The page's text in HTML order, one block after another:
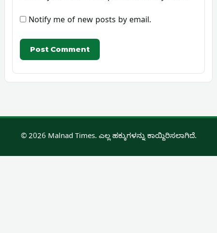
Notify me of new posts by email.
© 2026 Malnad Times. ಎಲ್ಲ ಹಕ್ಕುಗಳನ್ನು ಕಾಯ್ದಿರಿಸಲಾಗಿದೆ.